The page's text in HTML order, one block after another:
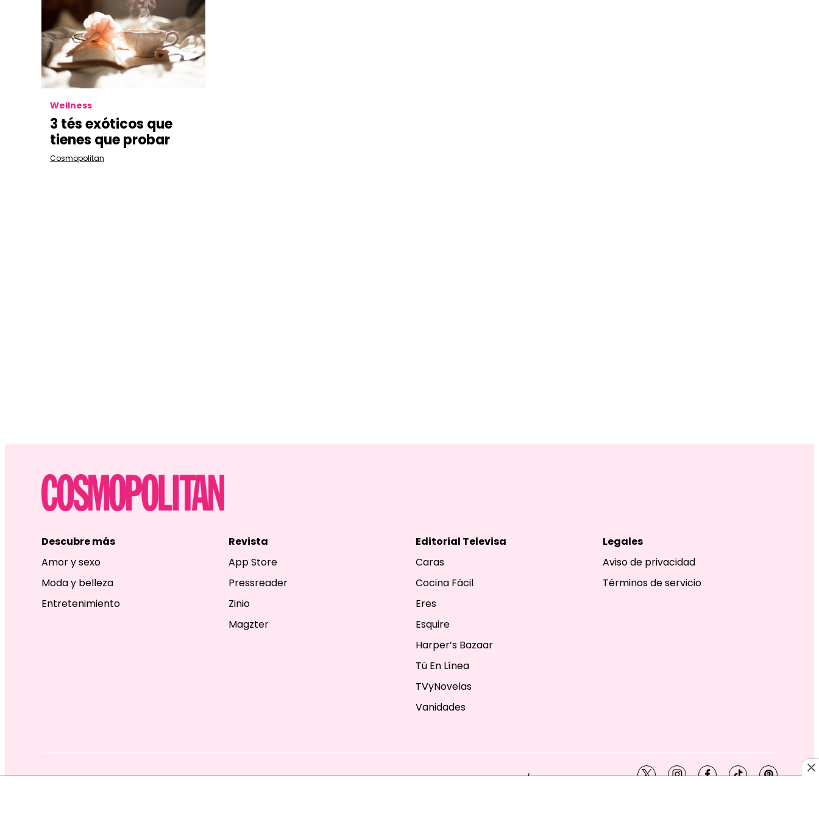
Wellness
3 tés exóticos que
tienes que probar
Cosmopolitan
Descubre más
Amor y sexo
Moda y belleza
Entretenimiento
Revista
App Store
Pressreader
Zinio
Magzter
Editorial Televisa
Caras
Cocina Fácil
Eres
Esquire
Harper’s Bazaar
Tú En Línea
TVyNovelas
Vanidades
Legales
Aviso de privacidad
Términos de servicio
EDITORIAL TELEVISA S.A. DE C.V. TODOS LOS DERECHOS RESERVADOS. TBG - EDITORIAL TELEVISA - LIFESTYLES - BEAUTY / FASHION twitterinstagramfacebook
tiktokpinterest